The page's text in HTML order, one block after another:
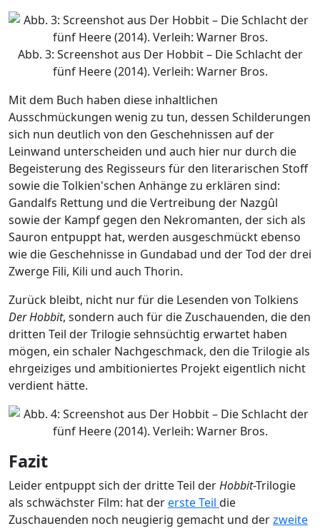
Abb. 3: Screenshot aus Der Hobbit – Die Schlacht der
fünf Heere (2014). Verleih: Warner Bros.
Mit dem Buch haben diese inhaltlichen
Ausschmückungen wenig zu tun, dessen Schilderungen
sich nun deutlich von den Geschehnissen auf der
Leinwand unterscheiden und auch hier nur durch die
Begeisterung des Regisseurs für den literarischen Stoff
sowie die Tolkien'schen Anhänge zu erklären sind:
Gandalfs Rettung und die Vertreibung der Nazgûl
sowie der Kampf gegen den Nekromanten, der sich als
Sauron entpuppt hat, werden ausgeschmückt ebenso
wie die Geschehnisse in Gundabad und der Tod der drei
Zwerge Fili, Kili und auch Thorin.
Zurück bleibt, nicht nur für die Lesenden von Tolkiens
Der Hobbit, sondern auch für die Zuschauenden, die den
dritten Teil der Trilogie sehnsüchtig erwartet haben
mögen, ein schaler Nachgeschmack, den die Trilogie als
ehrgeiziges und ambitioniertes Projekt eigentlich nicht
verdient hätte.
Fazit
Leider entpuppt sich der dritte Teil derHobbit-Trilogie
als schwächster Film: hat dererste Teil die
Zuschauenden noch neugierig gemacht und derzweite